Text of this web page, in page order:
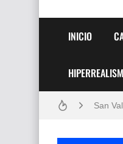
INICIO
San